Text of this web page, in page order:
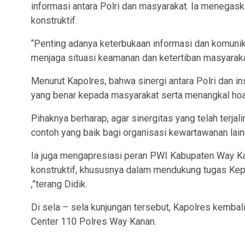
informasi antara Polri dan masyarakat. Ia
konstruktif.
“Penting adanya keterbukaan informasi dan
menjaga situasi keamanan dan ketertiban
Menurut Kapolres, bahwa sinergi antara Polri dan
yang benar kepada masyarakat serta menangkal
Pihaknya berharap, agar sinergitas yang telah
contoh yang baik bagi organisasi kewartawanan
Ia juga mengapresiasi peran PWI Kabupaten Way
konstruktif, khususnya dalam mendukung tugas
,”terang Didik.
Di sela – sela kunjungan tersebut, Kapolres
Center 110 Polres Way Kanan.